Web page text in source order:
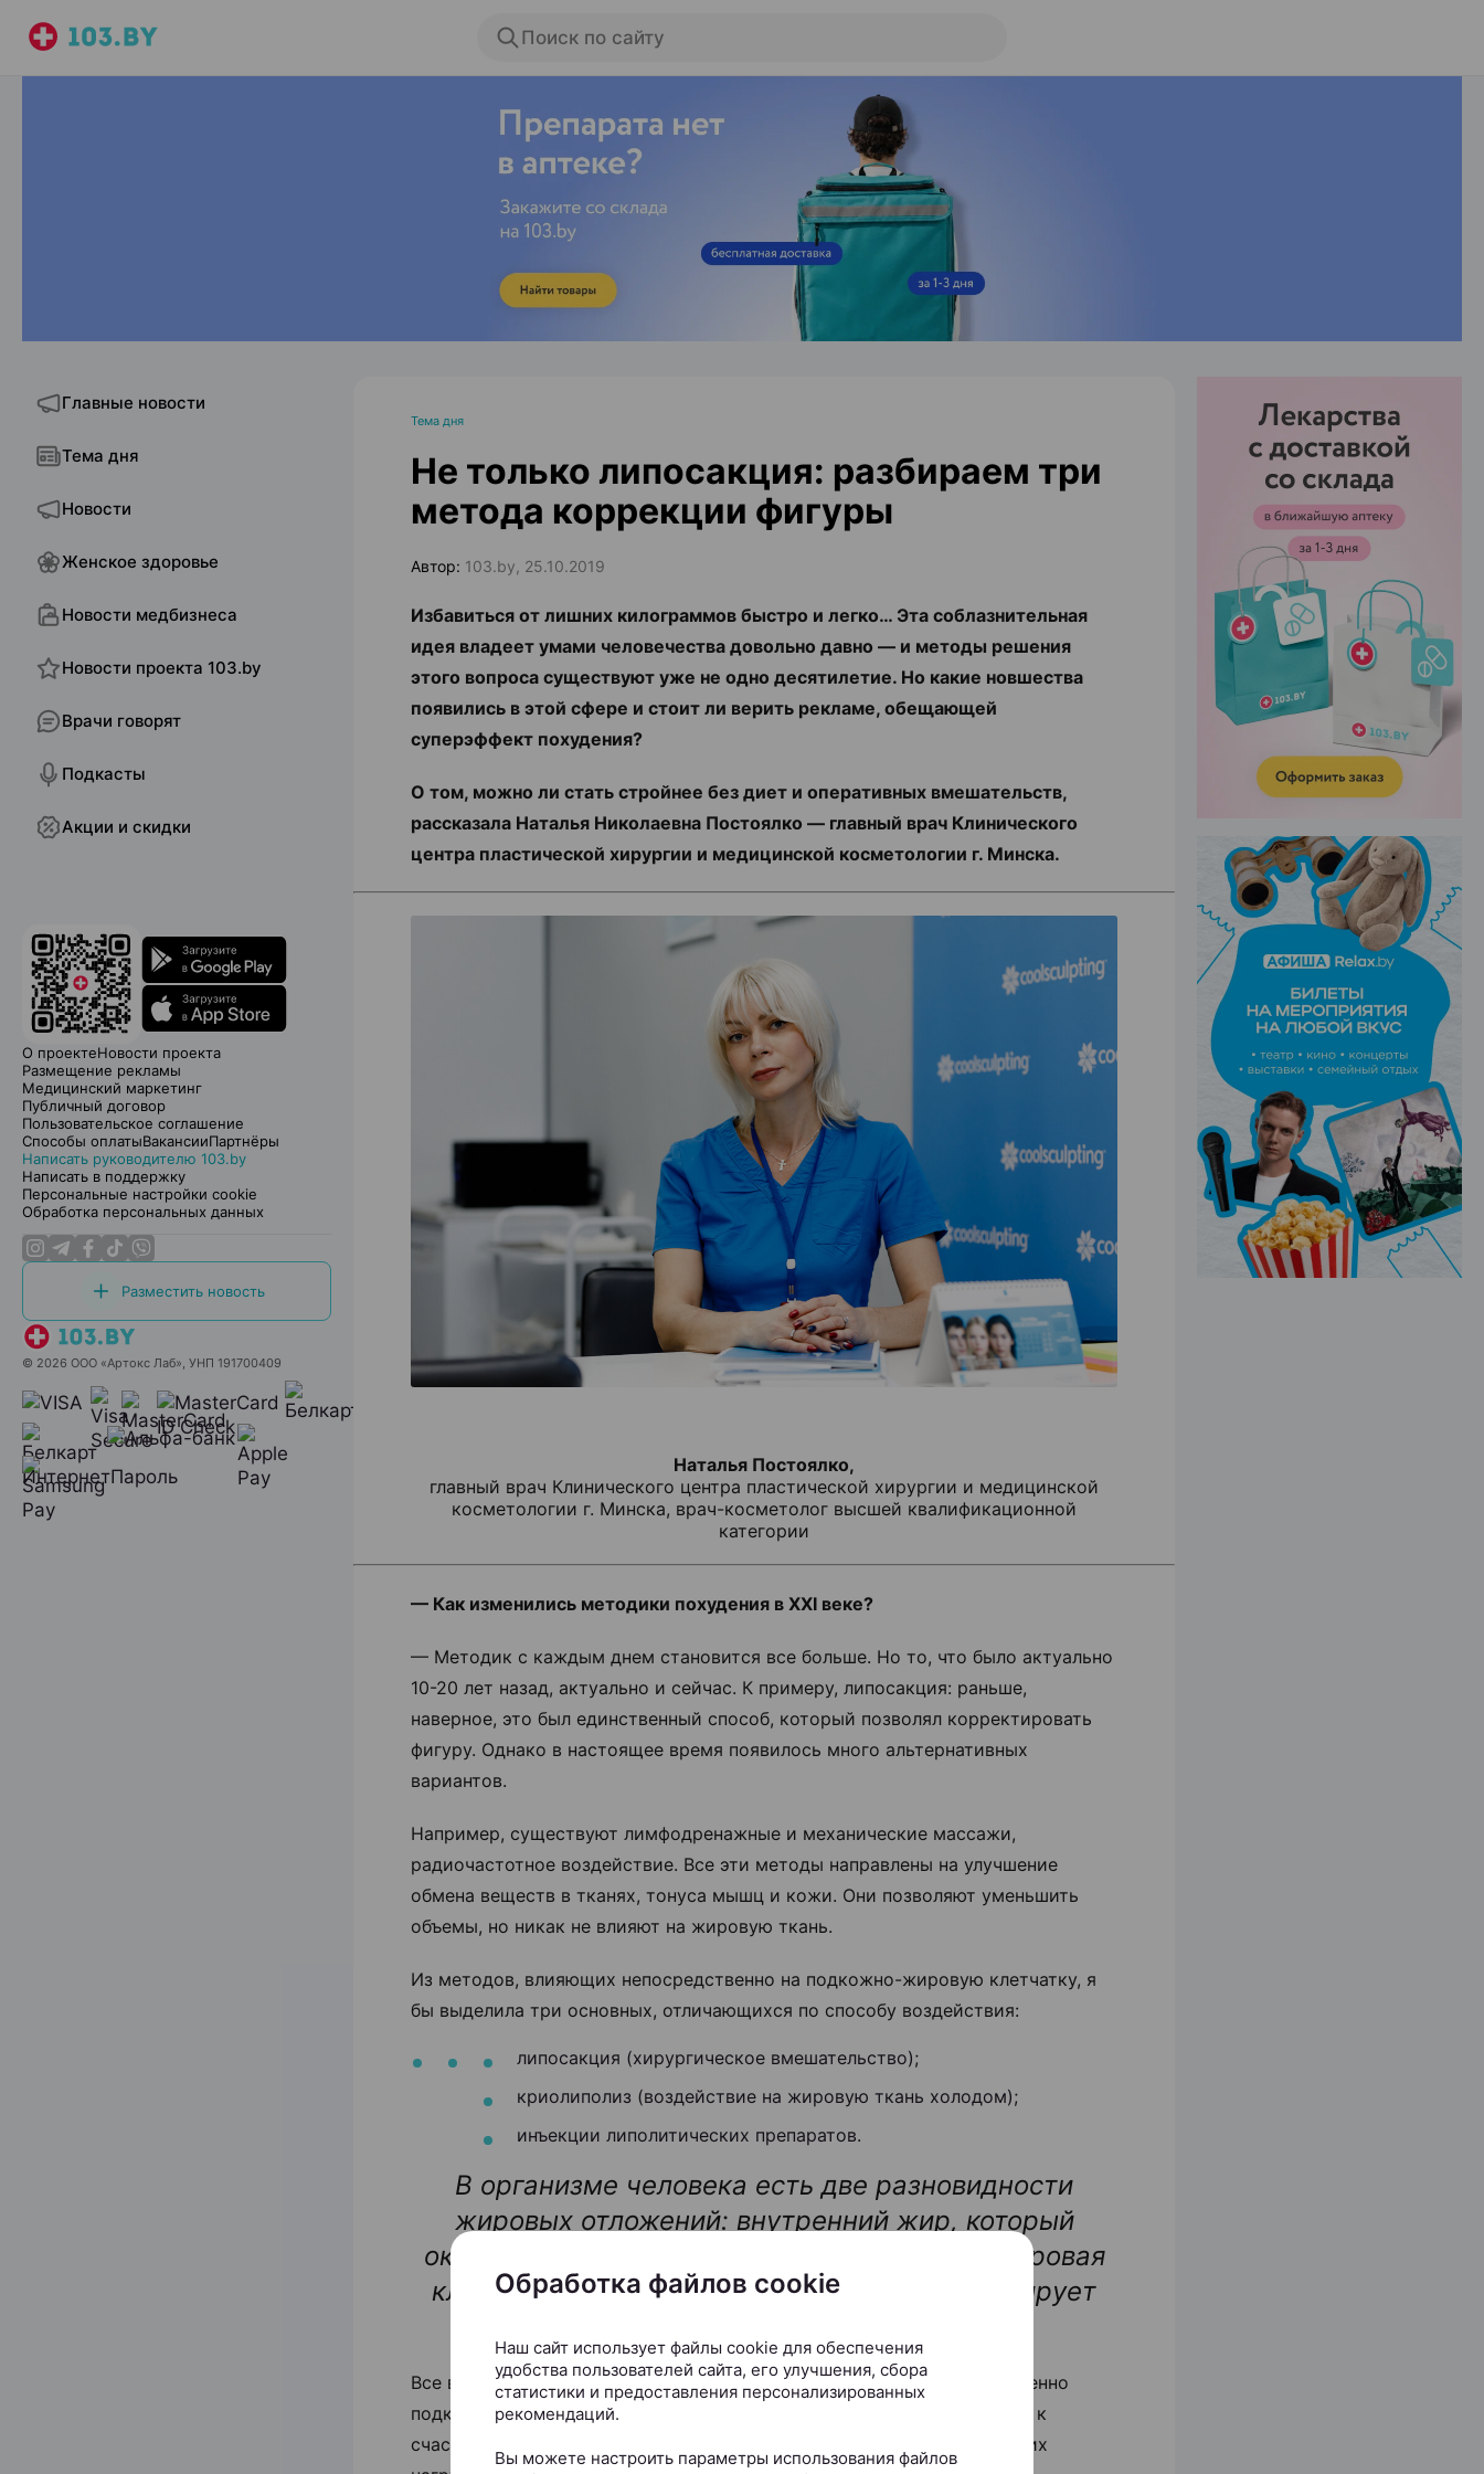
Поиск по сайту
ЭФФЕКТИВНАЯ РЕКЛАМА НА САЙТЕ
Главные новости
Тема дня
Новости
Женское здоровье
Новости медбизнеса
Новости проекта 103.by
Врачи говорят
Подкасты
Акции и скидки
О проектеНовости проекта
Размещение рекламы
Медицинский маркетинг
Публичный договор
Пользовательское соглашение
Способы оплатыВакансииПартнёры
Написать руководителю 103.by
Написать в поддержку
Персональные настройки cookie
Обработка персональных данных
Разместить новость
© 2026 ООО «Артокс Лаб», УНП 191700409
Тема дня
Не только липосакция: разбираем три
метода коррекции фигуры
Автор: 103.by, 25.10.2019
Избавиться от лишних килограммов быстро и легко… Эта соблазнительная
идея владеет умами человечества довольно давно — и методы решения
этого вопроса существуют уже не одно десятилетие. Но какие новшества
появились в этой сфере и стоит ли верить рекламе, обещающей
суперэффект похудения?
О том, можно ли стать стройнее без диет и оперативных вмешательств,
рассказала Наталья Николаевна Постоялко — главный врач Клинического
центра пластической хирургии и медицинской косметологии г. Минска.
Наталья Постоялко,
главный врач Клинического центра пластической хирургии и медицинской
косметологии г. Минска, врач-косметолог высшей квалификационной
категории
— Как изменились методики похудения в XXI веке?
— Методик с каждым днем становится все больше. Но то, что было актуально
10-20 лет назад, актуально и сейчас. К примеру, липосакция: раньше,
наверное, это был единственный способ, который позволял корректировать
фигуру. Однако в настоящее время появилось много альтернативных
вариантов.
Например, существуют лимфодренажные и механические массажи,
радиочастотное воздействие. Все эти методы направлены на улучшение
обмена веществ в тканях, тонуса мышц и кожи. Они позволяют уменьшить
объемы, но никак не влияют на жировую ткань.
Из методов, влияющих непосредственно на подкожно-жировую клетчатку, я
бы выделила три основных, отличающихся по способу воздействия:
липосакция (хирургическое вмешательство);
криолиполиз (воздействие на жировую ткань холодом);
инъекции липолитических препаратов.
В организме человека есть две разновидности
жировых отложений: внутренний жир, который
окружает внутренние органы, и подкожно-жировая
клетчатка — то, что образует складки, формирует
Все вышеперечисленные методы направлены на уменьшение слоя именно
подкожного жира. Внутренний жир недоступен для этих методик, но, к
счастью, он легко и быстро уходит при применении диет и физических
ЭФФЕКТИВНАЯ РЕКЛАМА НА САЙТЕ
ЭФФЕКТИВНАЯ РЕКЛАМА НА САЙТЕ
Обработка файлов cookie
Наш сайт использует файлы cookie для обеспечения
удобства пользователей сайта, его улучшения, сбора
статистики и предоставления персонализированных
рекомендаций.
Вы можете настроить параметры использования файлов